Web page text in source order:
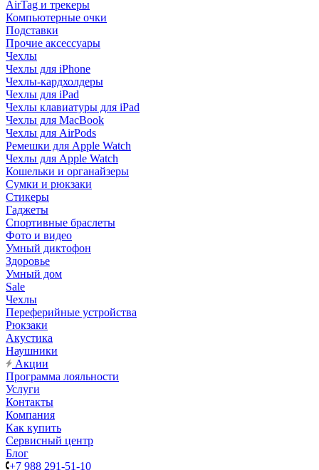
AirTag и трекеры
Компьютерные очки
Подставки
Прочие аксессуары
Чехлы
Чехлы для iPhone
Чехлы-кардхолдеры
Чехлы для iPad
Чехлы клавиатуры для iPad
Чехлы для MacBook
Чехлы для AirPods
Ремешки для Apple Watch
Чехлы для Apple Watch
Кошельки и органайзеры
Сумки и рюкзаки
Стикеры
Гаджеты
Спортивные браслеты
Фото и видео
Умный диктофон
Здоровье
Умный дом
Sale
Чехлы
Переферийные устройства
Рюкзаки
Акустика
Наушники
Акции
Программа лояльности
Услуги
Контакты
Компания
Как купить
Сервисный центр
Блог
+7 988 291-51-10